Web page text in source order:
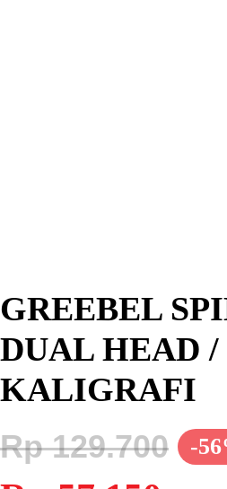
GREEBEL
DUAL HEAD
KALIGRAFI
-
Rp129.700
Harga